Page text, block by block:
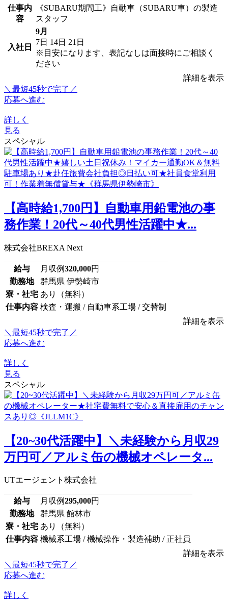
仕事内
容
《SUBARU期間工》自動車（SUBARU車）の製造
スタッフ
入社日
9月
7日 14日 21日
※目安になります、表記なしは面接時にご相談く
ださい
詳細を表示
＼最短45秒で完了／
応募へ進む
詳しく
見る
スペシャル
【高時給1,700円】自動車用鉛電池の事
務作業！20代～40代男性活躍中★...
株式会社BREXA Next
給与 月収例320,000円
勤務地
群馬県 伊勢崎市
寮・社宅 あり（無料）
仕事内容 検査・運搬 / 自動車系工場 / 交替制
詳細を表示
＼最短45秒で完了／
応募へ進む
詳しく
見る
スペシャル
【20~30代活躍中】＼未経験から月収29
万円可／アルミ缶の機械オペレータ...
UTエージェント株式会社
給与 月収例295,000円
勤務地
群馬県 館林市
寮・社宅 あり（無料）
仕事内容 機械系工場 / 機械操作・製造補助 / 正社員
詳細を表示
＼最短45秒で完了／
応募へ進む
詳しく